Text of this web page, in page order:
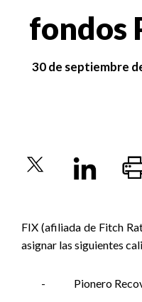
fondos
30 de septiembre
FIX (afiliada de Fitch
asignar las siguientes
- Pionero